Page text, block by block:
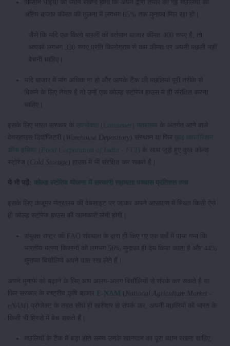
किसान भाइयों को ध्यान रखना होगा कि अपने द्वारा तैयार की गई मछलियों की
अंतिम बाजार कीमत की तुलना में लगभग 65% तक मुनाफा मिल रहा हो।
जैसे कि यदि एक किलो मछली की वर्तमान बाजार कीमत 400 रुपए है, तो
आपको लगभग 330 रुपए प्रति किलोग्राम से कम कीमत पर अपनी मछली नहीं
बेचनी चाहिए।
यदि बाजार में मांग अधिक ना हो और आपके टैंक की मछलियां पूरी तरीके से
बिकने के लिए तैयार है तो उन्हें एक कोल्ड स्टोरेज हाउस में ही संरक्षित करना
चाहिए।
इसके लिए भारत सरकार के उपभोक्ता ( Consumer ) मंत्रालय
के अंतर्गत आने वाले
वेयरहाउस डिपॉजिटरी ( Warehouse Depository) संस्थान या फिर
फ़ूड कारपोरेशन
ऑफ इंडिया ( Food Corporation of India - FCI ) के साथ जुड़े हुए कुछ कोल्ड
स्टोरेज ( Cold Storage ) हाउस में भी संरक्षित कर सकते है।
ये भी पढ़ें: कोल्ड स्टोरेज योजना में सरकारी सहायता पच्चास प्रतिशत तक
इसके लिए कंजूमर मंत्रालय की वेबसाइट पर जाकर अपने आसपास में स्थित किसी ऐसे
ही कोल्ड स्टोरेज हाउस की जानकारी लेनी होगी।
संयुक्त राष्ट्र की FAO संस्थान के द्वारा ही किए गए एक सर्वे में पाया गया कि
भारतीय मत्स्य किसानों को लगभग 56% मुनाफा ही देय किया जाता है और 44%
मुनाफा बिचौलिये अपने पास रख लेते हैं।
अपने मुनाफे को बढ़ाने के लिए आप अलग-अलग बिचौलियों से संपर्क कर सकते है या
फिर सरकार के राष्ट्रीय कृषि बाजार E-NAM ( National Agriculture Market -
eNAM ) प्रोजेक्ट के तहत सीधे ही खरीदार से संपर्क कर, अपनी मछलियों को भारत के
किसी भी हिस्से में बेच सकते हैं।
मछलियों के टैंक में बड़ा होते समय उनके खानपान का पूरा ध्यान रखना चाहिए,